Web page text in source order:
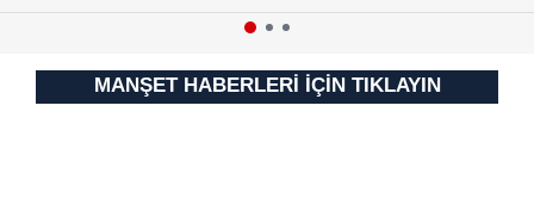
MANŞET HABERLERİ İÇİN TIKLAYIN